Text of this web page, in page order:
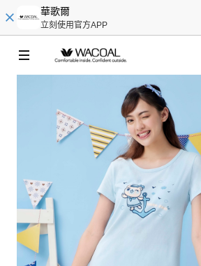
華歌爾
立刻使用官方APP